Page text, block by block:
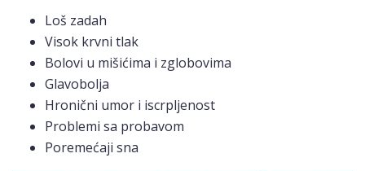
Loš zadah
Visok krvni tlak
Bolovi u mišićima i zglobovima
Glavobolja
Hronični umor i iscrpljenost
Problemi sa probavom
Poremećaji sna